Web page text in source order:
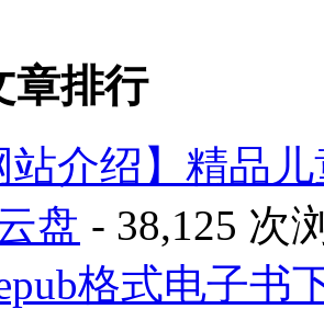
章排行
站介绍】精品
盘 - 38,125 次
格式电子书